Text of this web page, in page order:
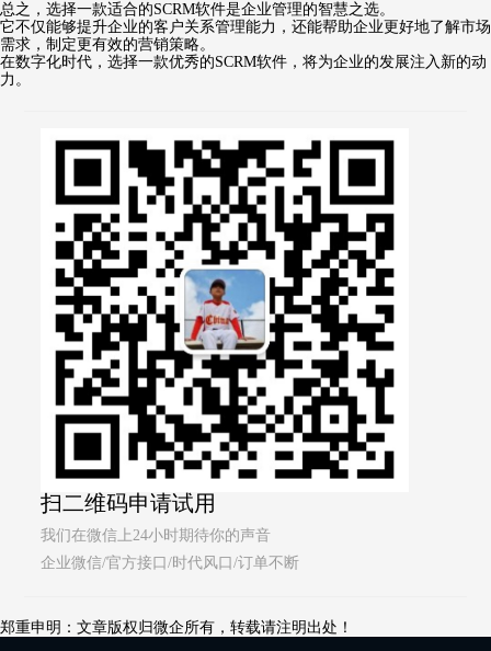
总之，选择一款适合的SCRM软件是企业管理的智慧之选。
它不仅能够提升企业的客户关系管理能力，还能帮助企业更好地了解市场
需求，制定更有效的营销策略。
在数字化时代，选择一款优秀的SCRM软件，将为企业的发展注入新的动
力。
扫二维码申请试用
我们在微信上24小时期待你的声音
企业微信/官方接口/时代风口/订单不断
郑重申明：文章版权归微企所有，转载请注明出处！